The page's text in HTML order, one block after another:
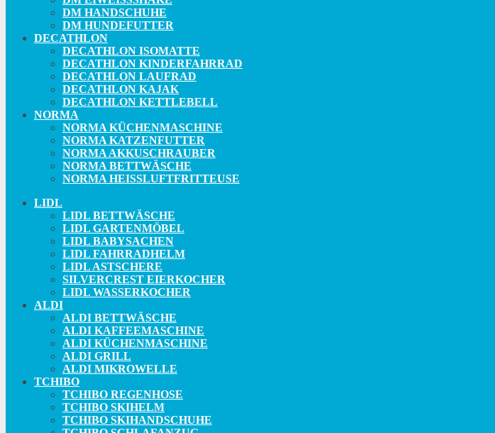
DM HANDSCHUHE
DM HUNDEFUTTER
DECATHLON
DECATHLON ISOMATTE
DECATHLON KINDERFAHRRAD
DECATHLON LAUFRAD
DECATHLON KAJAK
DECATHLON KETTLEBELL
NORMA
NORMA KÜCHENMASCHINE
NORMA KATZENFUTTER
NORMA AKKUSCHRAUBER
NORMA BETTWÄSCHE
NORMA HEISSLUFTFRITTEUSE
LIDL
LIDL BETTWÄSCHE
LIDL GARTENMÖBEL
LIDL BABYSACHEN
LIDL FAHRRADHELM
LIDL ASTSCHERE
SILVERCREST EIERKOCHER
LIDL WASSERKOCHER
ALDI
ALDI BETTWÄSCHE
ALDI KAFFEEMASCHINE
ALDI KÜCHENMASCHINE
ALDI GRILL
ALDI MIKROWELLE
TCHIBO
TCHIBO REGENHOSE
TCHIBO SKIHELM
TCHIBO SKIHANDSCHUHE